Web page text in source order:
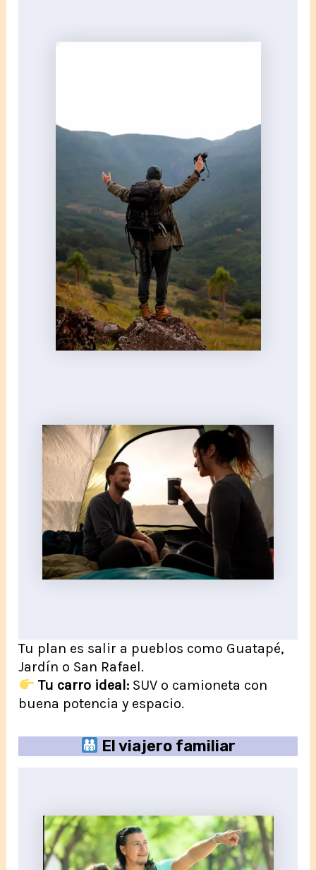
Tu plan es salir a pueblos como Guatapé,
Jardín o San Rafael.
Tu carro ideal:SUV o camioneta con
buena potencia y espacio.
El viajero familiar